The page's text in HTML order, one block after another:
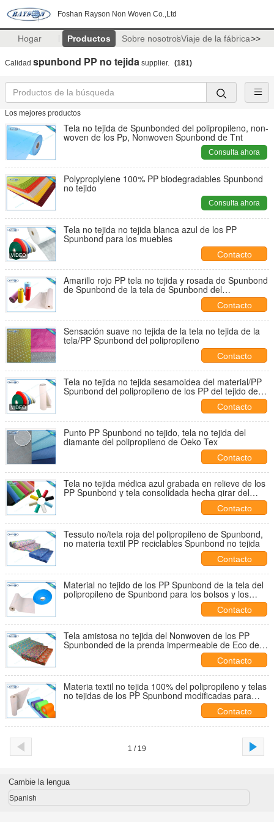
Foshan Rayson Non Woven Co.,Ltd
Hogar Productos Sobre nosotrosViaje de la fábrica>>
Calidad spunbond PP no tejida supplier. (181)
Los mejores productos
Tela no tejida de Spunbonded del polipropileno, non-
woven de los Pp, Nonwoven Spunbond de Tnt
Consulta ahora
Polyproplylene 100% PP biodegradables Spunbond
no tejido
Consulta ahora
Tela no tejida no tejida blanca azul de los PP
Spunbond para los muebles
Contacto
Amarillo rojo PP tela no tejida y rosada de Spunbond
de Spunbond de la tela de Spunbond del
Contacto
Sensación suave no tejida de la tela no tejida de la
tela/PP Spunbond del polipropileno
Contacto
Tela no tejida no tejida sesamoidea del material/PP
Spunbond del polipropileno de los PP del tejido de
Contacto
Punto PP Spunbond no tejido, tela no tejida del
diamante del polipropileno de Oeko Tex
Contacto
Tela no tejida médica azul grabada en relieve de los
PP Spunbond y tela consolidada hecha girar del
Contacto
Tessuto no/tela roja del polipropileno de Spunbond,
no materia textil PP reciclables Spunbond no tejida
Contacto
Material no tejido de los PP Spunbond de la tela del
polipropileno de Spunbond para los bolsos y los
Contacto
Tela amistosa no tejida del Nonwoven de los PP
Spunbonded de la prenda impermeable de Eco de la
Contacto
Materia textil no tejida 100% del polipropileno y telas
no tejidas de los PP Spunbond modificadas para
Contacto
1 / 19
Cambie la lengua
Spanish